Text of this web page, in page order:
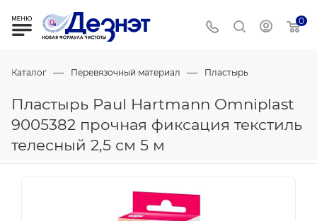
0
Каталог — Перевязочный материал — Пластырь
Пластырь Paul Hartmann Omniplast
9005382 прочная фиксация текстиль
телесный 2,5 см 5 м